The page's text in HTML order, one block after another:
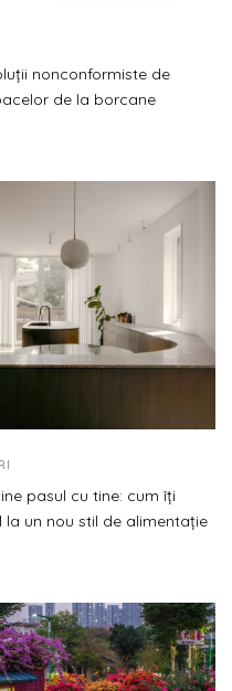
nonconformiste de
de la borcane
pasul cu tine: cum îți
un nou stil de alimentație